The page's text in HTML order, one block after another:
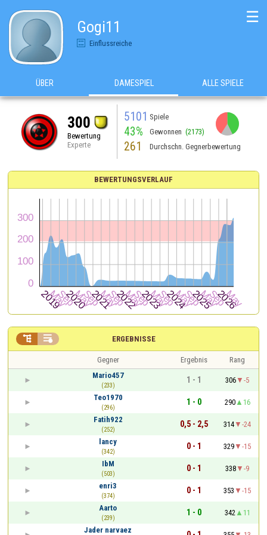
Gogi11
Einflussreiche
☰
ÜBER DAMESPIEL ALLE SPIELE
300
Bewertung
Experte
5101 Spiele
43% Gewonnen (2173)
261 Durchschn. Gegnerbewertung
BEWERTUNGSVERLAUF
ERGEBNISSE
 
Gegner Ergebnis
Rang
Mario457
(233)
1 - 1 306
-5
Teo1970
(296)
1 - 0 290
16
Fatih922
(252)
0,5 - 2,5 314
-24
lancy
(342)
0 - 1 329
-15
IbM
(503)
0 - 1 338
-9
enri3
(374)
0 - 1 353
-15
Aarto
(239)
1 - 0 342
11
Jader narvaez